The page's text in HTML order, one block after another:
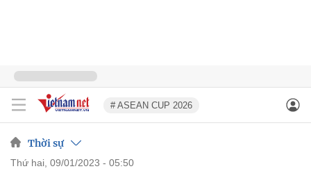
# ASEAN CUP 2026
Thời sự
thứ hai, 09/01/2023 - 05:50